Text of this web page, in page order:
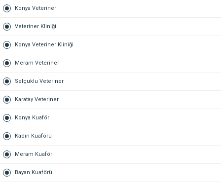
Konya Veteriner
Veteriner Kliniği
Konya Veteriner Kliniği
Meram Veteriner
Selçuklu Veteriner
Karatay Veteriner
Konya Kuaför
Kadın Kuaförü
Meram Kuaför
Bayan Kuaförü